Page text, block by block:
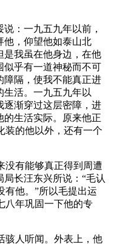
说：一九五九年以前，
他，仰望他如泰山北
是我虽在他身边，在他
似乎有一道神秘而不可
障隔，使我不能真正进
生活。一九五九年以
逐渐穿过这层密障，进
的生活实际。原来他正
装的他以外，还有一个
没有能够真正得到周遭
长汪东兴所说：“毛认
有他。”所以毛提出运
八年巩固一下他的专
骇人听闻。外表上，他